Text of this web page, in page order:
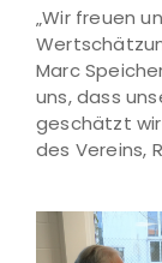
„Wir freuen
Marc
uns, dass
geschätzt
des Vereins,